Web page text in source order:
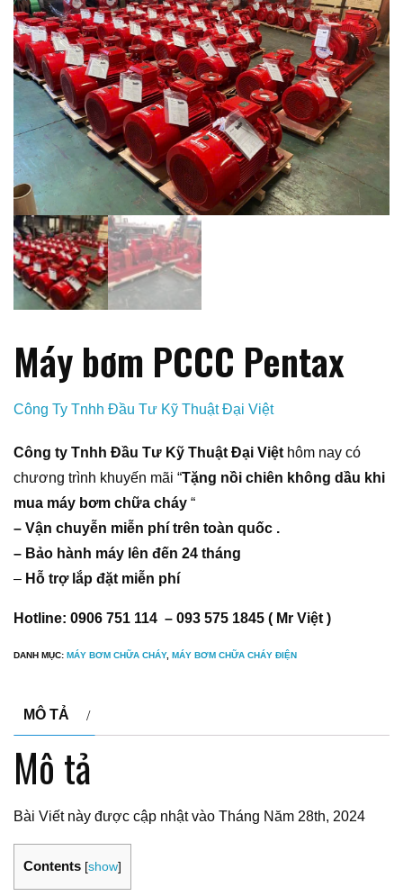
Máy bơm PCCC Pentax
Công Ty Tnhh Đầu Tư Kỹ Thuật Đại Việt
Công ty Tnhh Đầu Tư Kỹ Thuật Đại Việt hôm nay có
chương trình khuyến mãi “Tặng nồi chiên không dầu khi
mua máy bơm chữa cháy “
– Vận chuyễn miễn phí trên toàn quốc .
– Bảo hành máy lên đến 24 tháng
– Hỗ trợ lắp đặt miễn phí
Hotline: 0906 751 114 – 093 575 1845 ( Mr Việt )
DANH MỤC: MÁY BƠM CHỮA CHÁY, MÁY BƠM CHỮA CHÁY ĐIỆN
MÔ TẢ
Mô tả
Bài Viết này được cập nhật vào Tháng Năm 28th, 2024
Contents [show]